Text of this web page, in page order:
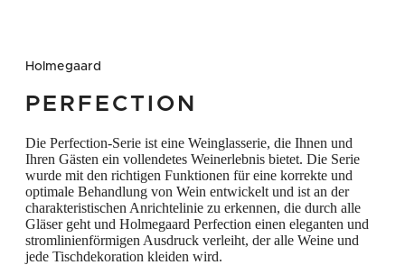
Holmegaard
PERFECTION
Die Perfection-Serie ist eine Weinglasserie, die Ihnen und
Ihren Gästen ein vollendetes Weinerlebnis bietet. Die Serie
wurde mit den richtigen Funktionen für eine korrekte und
optimale Behandlung von Wein entwickelt und ist an der
charakteristischen Anrichtelinie zu erkennen, die durch alle
Gläser geht und Holmegaard Perfection einen eleganten und
stromlinienförmigen Ausdruck verleiht, der alle Weine und
jede Tischdekoration kleiden wird.